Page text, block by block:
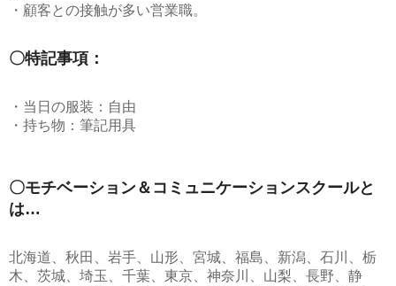
・顧客との接触が多い営業職。
〇特記事項：
・当日の服装：自由
・持ち物：筆記用具
〇モチベーション＆コミュニケーションスクールと
は…
北海道、秋田、岩手、山形、宮城、福島、新潟、石川、栃
木、茨城、埼玉、千葉、東京、神奈川、山梨、長野、静